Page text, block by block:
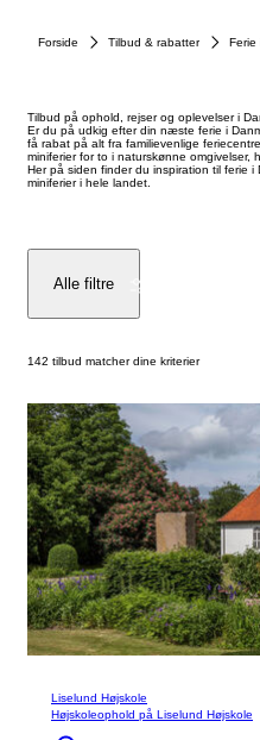
Forside Tilbud & rabatter Ferie
Tilbud på ophold, rejser og oplevelser i
Er du på udkig efter din næste ferie i
få rabat på alt fra familievenlige
miniferier for to i naturskønne omgivelser,
Her på siden finder du inspiration til ferie i
miniferier i hele landet.
Alle filtre
142 tilbud matcher dine kriterier
Liselund Højskole
Højskoleophold på Liselund Højskole